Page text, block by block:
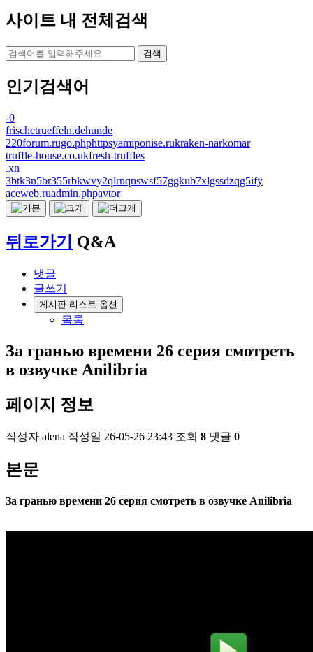
사이트 내 전체검색
검색
인기검색어
-0
frischetrueffeln.dehunde
220forum.rugo.phphttpsyamiponise.rukraken-narkomar
truffle-house.co.ukfresh-truffles
.xn
3btk3n5br355rbkwvy2qlrnqnswsf57ggkub7xlgssdzqg5ify
aceweb.ruadmin.phpavtor
뒤로가기 Q&A
댓글
글쓰기
게시판 리스트 옵션
목록
За гранью времени 26 серия смотреть
в озвучке Anilibria
페이지 정보
작성자 alena 작성일 26-05-26 23:43 조회 8 댓글 0
본문
За гранью времени 26 серия смотреть в озвучке Anilibria